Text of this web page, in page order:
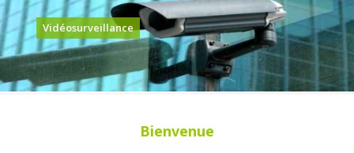
Vidéosurveillance
Bienvenue